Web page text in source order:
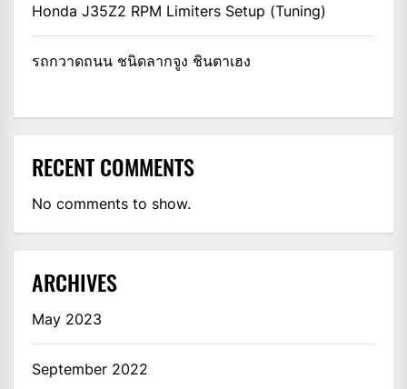
Honda J35Z2 RPM Limiters Setup (Tuning)
รถกวาดถนน ชนิดลากจูง ชินตาเฮง
RECENT COMMENTS
No comments to show.
ARCHIVES
May 2023
September 2022